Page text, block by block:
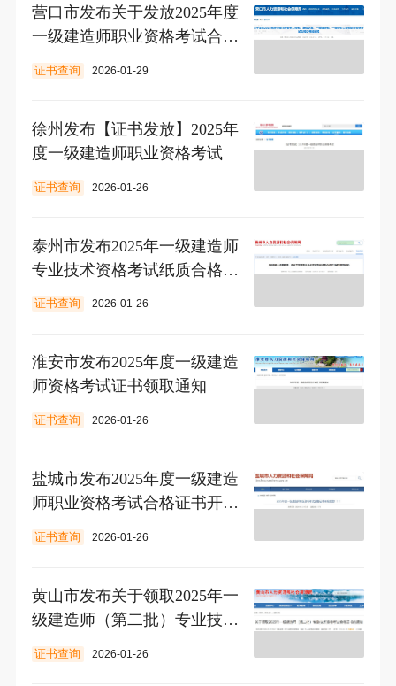
营口市发布关于发放2025年度
一级建造师职业资格考试合格
证书的通知
证书查询 2026-01-29
徐州发布【证书发放】2025年
度一级建造师职业资格考试
证书查询 2026-01-26
泰州市发布2025年一级建造师
专业技术资格考试纸质合格证
书邮寄服务
证书查询 2026-01-26
淮安市发布2025年度一级建造
师资格考试证书领取通知
证书查询 2026-01-26
盐城市发布2025年度一级建造
师职业资格考试合格证书开始
发放通知
证书查询 2026-01-26
黄山市发布关于领取2025年一
级建造师（第二批）专业技术
资格考试合格证书的通知
证书查询 2026-01-26